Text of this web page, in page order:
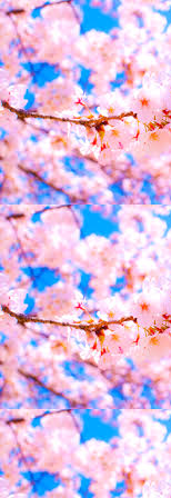
メ
イ
ン
コ
ン
テ
ン
ツ
へ
移
動
サ
ブ
コ
ン
テ
ン
ツ
へ
移
動